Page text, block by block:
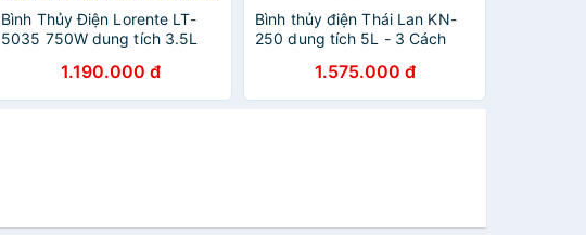
Bình Thủy Điện Lorente LT-
5035 750W dung tích 3.5L
ngắt, đun an toàn, ruột inox-
Hàng Chính Hãng
1.190.000 đ
Bình thủy điện Thái Lan KN-
250 dung tích 5L - 3 Cách
chính hãng1.575.000 đ